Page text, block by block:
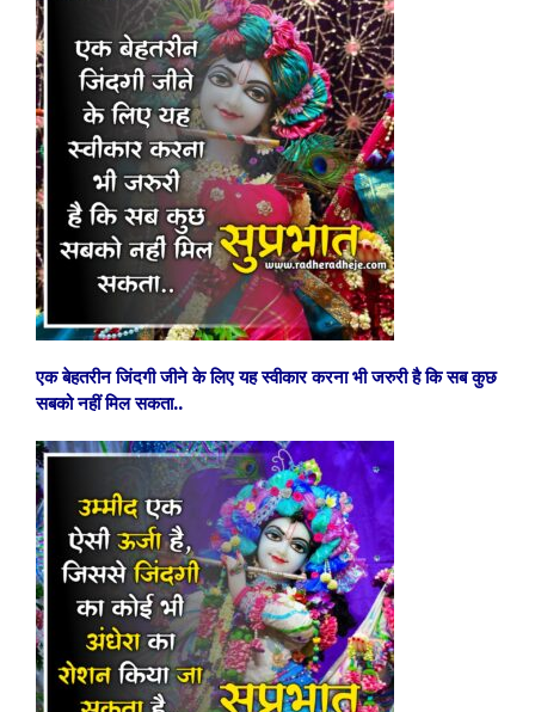
एक बेहतरीन जिंदगी जीने के लिएयह स्वीकार करना भी जरुरी है कि सब कुछ
सबको नहीं मिल सकता..